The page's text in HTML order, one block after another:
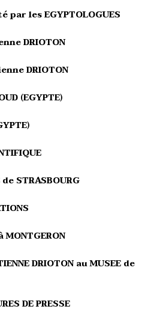
par les EGYPTOLOGUES
DRIOTON
DRIOTON
(EGYPTE)
STRASBOURG
DRIOTON au MUSEE de
DE PRESSE